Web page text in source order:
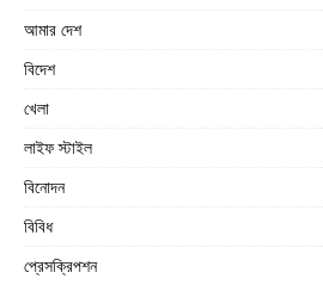
আমার দেশ
বিদেশ
খেলা
লাইফ স্টাইল
বিনোদন
বিবিধ
প্রেসক্রিপশন